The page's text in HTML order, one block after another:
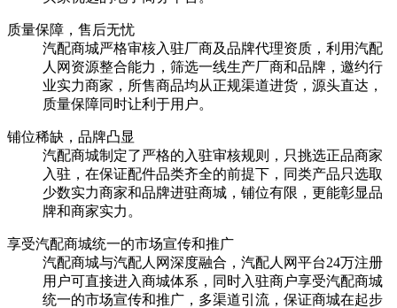
质量保障，售后无忧
汽配商城严格审核入驻厂商及品牌代理资质，利用汽配
人网资源整合能力，筛选一线生产厂商和品牌，邀约行
业实力商家，所售商品均从正规渠道进货，源头直达，
质量保障同时让利于用户。
铺位稀缺，品牌凸显
汽配商城制定了严格的入驻审核规则，只挑选正品商家
入驻，在保证配件品类齐全的前提下，同类产品只选取
少数实力商家和品牌进驻商城，铺位有限，更能彰显品
牌和商家实力。
享受汽配商城统一的市场宣传和推广
汽配商城与汽配人网深度融合，汽配人网平台24万注册
用户可直接进入商城体系，同时入驻商户享受汽配商城
统一的市场宣传和推广，多渠道引流，保证商城在起步